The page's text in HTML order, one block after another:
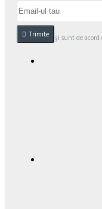
Trimite
Am citit şi sunt de acord